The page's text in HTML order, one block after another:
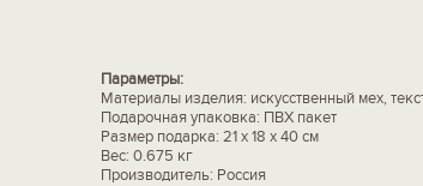
Параметры:
Материалы изделия: искусственный мех,
Подарочная упаковка: ПВХ пакет
Размер подарка: 21 x 18 x 40 см
Вес: 0.675 кг
Производитель: Россия